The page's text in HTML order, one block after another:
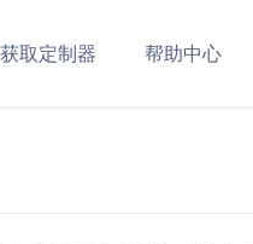
获取定制器 帮助中心